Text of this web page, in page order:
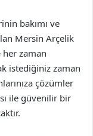
bakımı ve
Mersin Arçelik
her zaman
istediğiniz zaman
çözümler
ile güvenilir bir